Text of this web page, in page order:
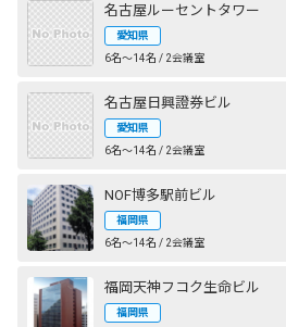
名古屋ルーセントタワー
愛知県
6名〜14名 / 2会議室
名古屋日興證券ビル
愛知県
6名〜14名 / 2会議室
NOF博多駅前ビル
福岡県
6名〜14名 / 2会議室
福岡天神フコク生命ビル
福岡県